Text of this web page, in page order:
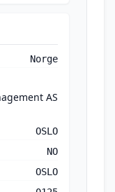
Norge
AS
OSLO
NO
OSLO